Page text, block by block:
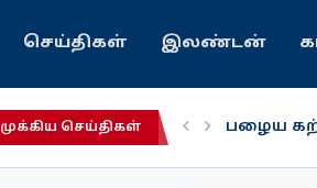
செய்திகள் இலண்டன்
முக்கிய செய்திகள்